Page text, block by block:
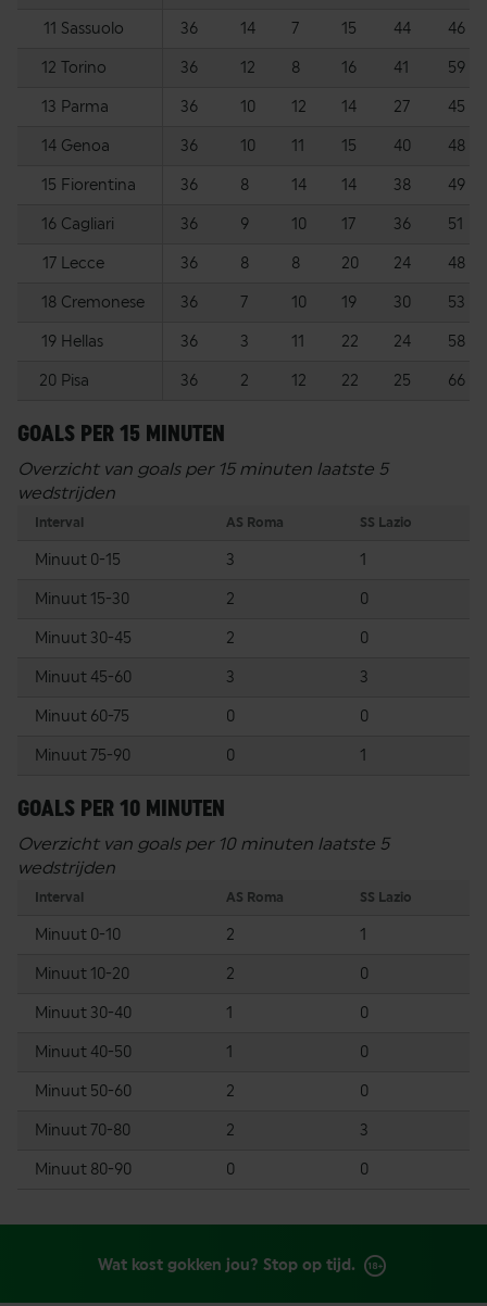
11 Sassuolo 36 14 7 15 44 46
12 Torino 36 12 8 16 41 59
13 Parma 36 10 12 14 27 45
14 Genoa 36 10 11 15 40 48
15 Fiorentina 36 8 14 14 38 49
16 Cagliari 36 9 10 17 36 51
17 Lecce 36 8 8 20 24 48
18 Cremonese 36 7 10 19 30 53
19 Hellas 36 3 11 22 24 58
20 Pisa 36 2 12 22 25 66
GOALS PER 15 MINUTEN
Overzicht van goals per 15 minuten laatste 5
wedstrijden
Interval AS Roma SS Lazio
Minuut 0-15 3 1
Minuut 15-30 2 0
Minuut 30-45 2 0
Minuut 45-60 3 3
Minuut 60-75 0 0
Minuut 75-90 0 1
GOALS PER 10 MINUTEN
Overzicht van goals per 10 minuten laatste 5
wedstrijden
Interval AS Roma SS Lazio
Minuut 0-10 2 1
Minuut 10-20 2 0
Minuut 30-40 1 0
Minuut 40-50 1 0
Minuut 50-60 2 0
Minuut 70-80 2 3
Minuut 80-90 0 0
Wat kost gokken jou? Stop op tijd.